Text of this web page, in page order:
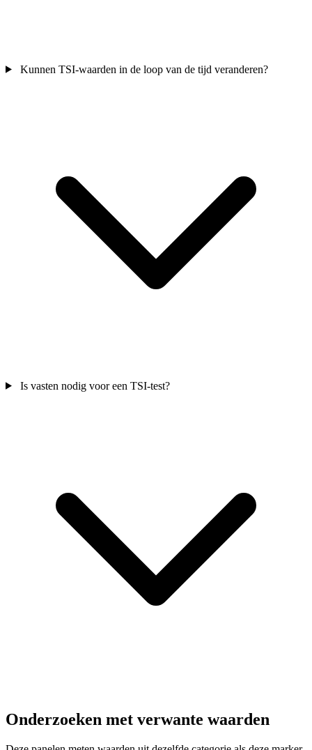
Kunnen TSI-waarden in de loop van de tijd veranderen?
Is vasten nodig voor een TSI-test?
Onderzoeken met verwante waarden